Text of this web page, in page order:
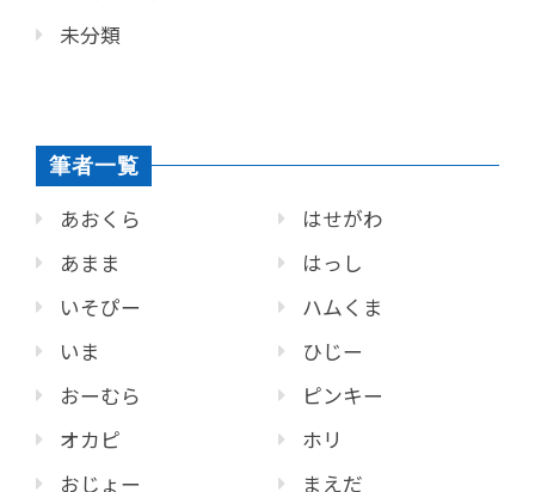
未分類
筆者一覧
あおくら
あまま
いそぴー
いま
おーむら
オカピ
おじょー
はせがわ
はっし
ハムくま
ひじー
ピンキー
ホリ
まえだ